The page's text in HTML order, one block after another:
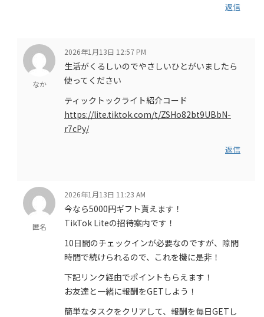
返信
なか
2026年1月13日 12:57 PM
生活がくるしいのでやさしいひとがいましたら
使ってください
ティックトックライト紹介コード
https://lite.tiktok.com/t/ZSHo82bt9UBbN-
r7cPy/
返信
匿名
2026年1月13日 11:23 AM
今なら5000円ギフト貰えます！
TikTok Liteの招待案内です！
10日間のチェックインが必要なのですが、隙間
時間で続けられるので、これを機に是非！
下記リンク経由でポイントもらえます！
お友達と一緒に報酬をGETしよう！
簡単なタスクをクリアして、報酬を毎日GETし